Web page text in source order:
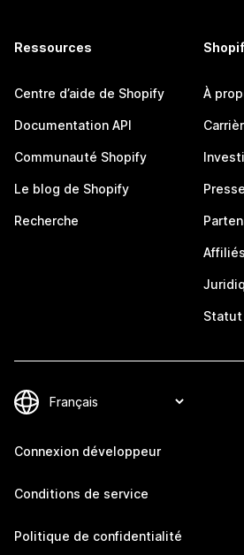
Ressources
Centre d’aide de Shopify
Documentation API
Communauté Shopify
Le blog de Shopify
Recherche
À
Affiliés
Connexion développeur
Conditions de service
Politique de confidentialité